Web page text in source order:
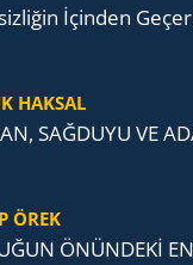
İçinden
HAKSAL
SAĞ­DU­YU VE
ÖREK
ÖNÜNDEKİ